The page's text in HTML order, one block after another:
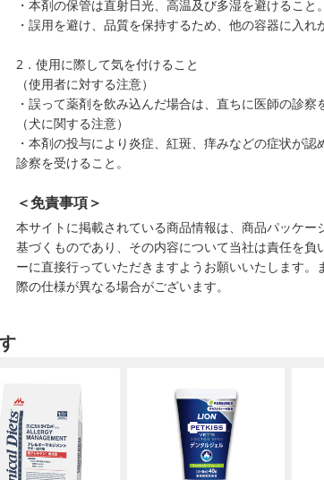
・本剤の保管は直射日光、高温及び多湿を避けること。
・誤用を避け、品質を保持するため、他の容器に入れ
2．使用に際して気を付けること
（使用者に対する注意）
・誤って薬剤を飲み込んだ場合は、直ちに医師の診察
（犬に関する注意）
・本剤の投与により炎症、紅斑、痒みなどの症状が
診察を受けること。
＜免責事項＞
本サイトに掲載されている商品情報は、商品パッケ
基づくものであり、その内容について当社は責任を
ーに直接行っていただきますようお願いいたします
際の仕様が異なる場合がございます。